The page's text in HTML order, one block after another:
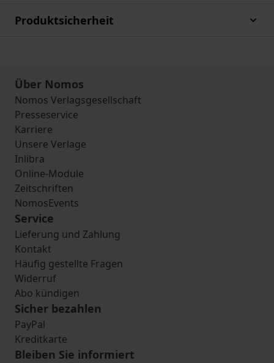
Produktsicherheit
Über Nomos
Nomos Verlagsgesellschaft
Presseservice
Karriere
Unsere Verlage
Inlibra
Online-Module
Zeitschriften
NomosEvents
Service
Lieferung und Zahlung
Kontakt
Häufig gestellte Fragen
Widerruf
Abo kündigen
Sicher bezahlen
PayPal
Kreditkarte
Bleiben Sie informiert